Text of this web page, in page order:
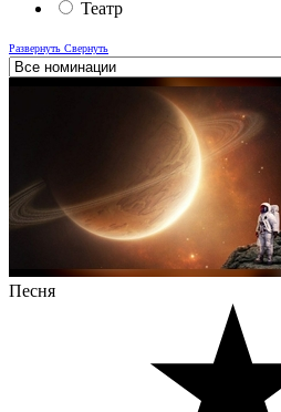
Театр
Развернуть Свернуть
Песня